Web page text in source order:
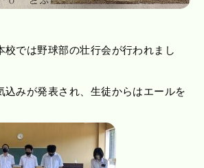
校では野球部の壮行会が行われまし
込みが発表され、生徒からはエールを